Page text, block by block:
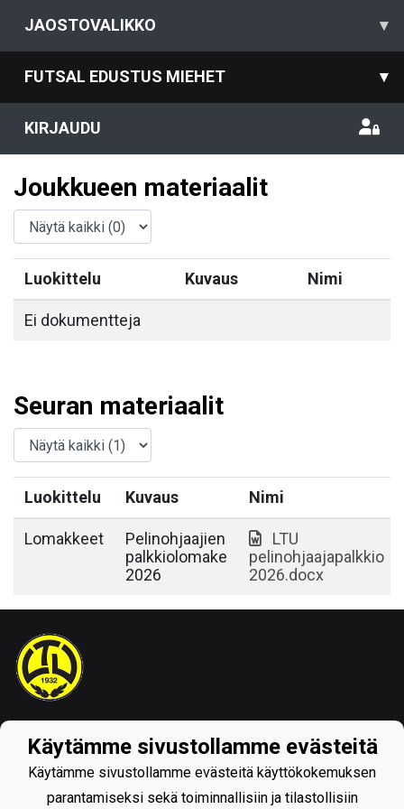
JAOSTOVALIKKO ▾
FUTSAL EDUSTUS MIEHET ▾
KIRJAUDU
Joukkueen materiaalit
Luokittelu Kuvaus Nimi
Ei dokumentteja
Seuran materiaalit
Luokittelu Kuvaus Nimi
Lomakkeet
Pelinohjaajien
palkkiolomake
2026
LTU
pelinohjaajapalkkio
2026.docx
Käytämme sivustollamme evästeitä
Käytämme sivustollamme evästeitä käyttökokemuksen
parantamiseksi sekä toiminnallisiin ja tilastollisiin